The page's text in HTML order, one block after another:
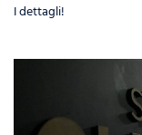
I dettagli!